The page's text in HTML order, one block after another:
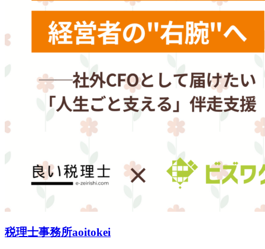
税理士事務所aoitokei